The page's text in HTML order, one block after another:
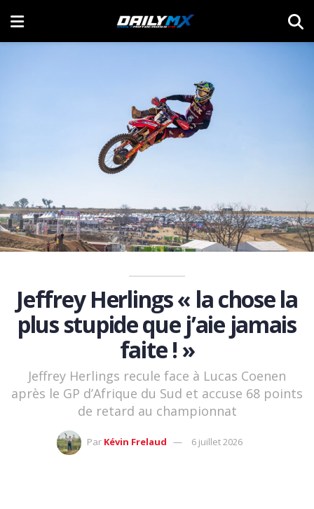
Jeffrey Herlings « la chose la
plus stupide que j’aie jamais
faite ! »
Jeffrey Herlings recule face à Lucas Coenen
après le GP d’Afrique du Sud et accuse 68 points
de retard au championnat
Par Kévin Frelaud 6 juillet 2026